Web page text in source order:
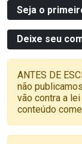
Seja o
Deixe seu
ANTES DE
não
vão contra a
conteúdo